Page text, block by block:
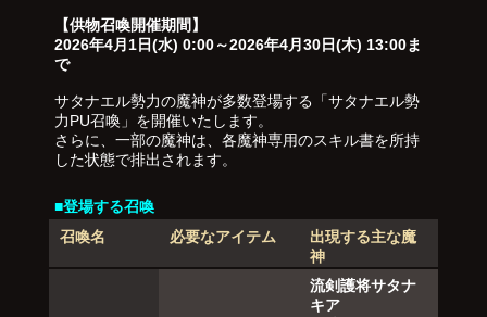
【供物召喚開催期間】
2026年4月1日(水) 0:00～2026年4月30日(木) 13:00ま
で
サタナエル勢力の魔神が多数登場する「サタナエル勢
力PU召喚」を開催いたします。
さらに、一部の魔神は、各魔神専用のスキル書を所持
した状態で排出されます。
■登場する召喚
召喚名
必要なアイテム
出現する主な魔
神
流剣護将サタナ
キア